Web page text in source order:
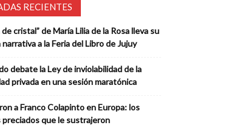
RECIENTES
de cristal” de María Lilia de la Rosa lleva su
a la Feria del Libro de Jujuy
debate la Ley de inviolabilidad de la
privada en una sesión maratónica
a Franco Colapinto en Europa: los
que le sustrajeron